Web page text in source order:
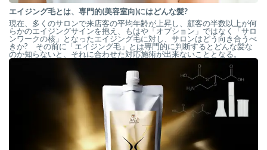
エイジング毛とは、専門的(美容室向)にはどんな髪?
現在、多くのサロンで来店客の平均年齢が上昇し、顧客の半数以上が何
らかのエイジングサインを抱え、もはや「オプション」ではなく「サロ
ンワークの核」となったエイジング毛に対し、サロンはどう向き合うべ
きか? その前に「エイジング毛」とは専門的に判断するとどんな髪な
のか知らないと、それに合わせた対応施術が出来ないこととなる。